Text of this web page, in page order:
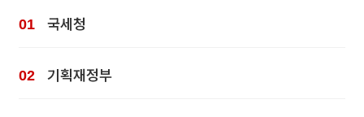
국세청
기획재정부